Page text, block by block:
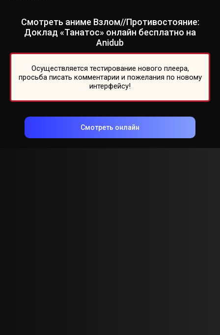
Смотреть аниме Взлом//Противостояние:
Доклад «Танатос» онлайн бесплатно на
Anidub
Осуществляется тестирование нового плеера,
просьба писать комментарии и пожелания по новому
интерфейсу!
Смотреть онлайн